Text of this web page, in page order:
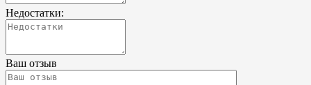
Недостатки:
Ваш отзыв